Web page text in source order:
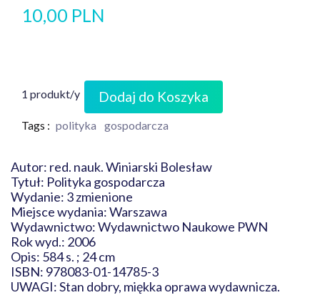
10,00 PLN
1 produkt/y Dodaj do Koszyka
Tags : polityka gospodarcza
Autor: red. nauk. Winiarski Bolesław
Tytuł: Polityka gospodarcza
Wydanie: 3 zmienione
Miejsce wydania: Warszawa
Wydawnictwo: Wydawnictwo Naukowe PWN
Rok wyd.: 2006
Opis: 584 s. ; 24 cm
ISBN: 978083-01-14785-3
UWAGI: Stan dobry, miękka oprawa wydawnicza.